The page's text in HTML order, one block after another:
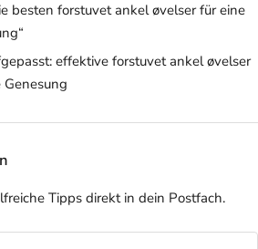
besten forstuvet ankel øvelser für eine
effektive forstuvet ankel øvelser
Tipps direkt in dein Postfach.